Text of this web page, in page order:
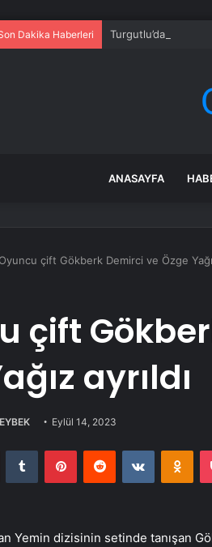
Dakika Haberleri Turgutlu’da Traktör-
ANASAYFA
Oyuncu çift Gökberk Demirci ve Özge
çift
ayrıldı
Eylül 14, 2023
Tumblr PinterestReddit VKontakte
Yemin dizisinin setinde tanışan